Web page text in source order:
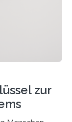
wichtige
zur